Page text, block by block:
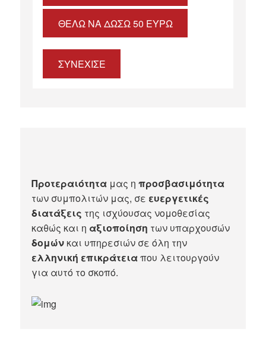
ΘΈΛΩ ΝΑ ΔΏΣΩ 50 ΕΥΡΏ
ΣΥΝΕΧΙΣΕ
Προτεραιότητα μας ηπροσβασιμότητα
των συμπολιτών μας, σε ευεργετικές
διατάξεις της ισχύουσας νομοθεσίας
καθώς και η αξιοποίηση των υπαρχουσών
δομών και υπηρεσιών σε όλη την
ελληνική επικράτειαπου λειτουργούν
για αυτό το σκοπό.​